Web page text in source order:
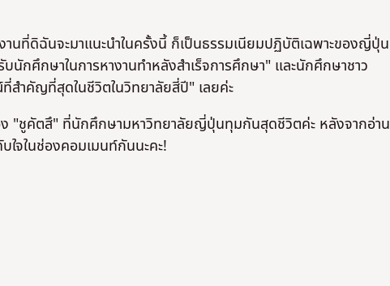
ที่ดิฉันจะมาแนะนำในครั้งนี้ ก็เป็นธรรมเนียมปฏิบัติเฉพาะของญี่ปุ่น
กศึกษาในการหางานทำหลังสำเร็จการศึกษา" และนักศึกษาชาว
สำคัญที่สุดในชีวิตในวิทยาลัยสี่ปี" เลยค่ะ
"ชูคัตสึ" ที่นักศึกษามหาวิทยาลัยญี่ปุ่นทุมกันสุดชีวิตค่ะ หลังจากอ่าน
ใจในช่องคอมเมนท์กันนะคะ!